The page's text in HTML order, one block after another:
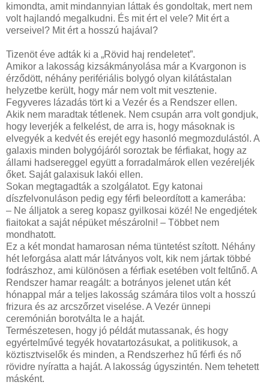
kimondta, amit mindannyian láttak és gondoltak, mert nem
volt hajlandó megalkudni. És mit ért el vele? Mit ért a
verseivel? Mit ért a hosszú hajával?
Tizenöt éve adták ki a „Rövid haj rendeletet”.
Amikor a lakosság kizsákmányolása már a Kvargonon is
érződött, néhány perifériális bolygó olyan kilátástalan
helyzetbe került, hogy már nem volt mit vesztenie.
Fegyveres lázadás tört ki a Vezér és a Rendszer ellen.
Akik nem maradtak tétlenek. Nem csupán arra volt gondjuk,
hogy leverjék a felkelést, de arra is, hogy másoknak is
elvegyék a kedvét és erejét egy hasonló megmozdulástól. A
galaxis minden bolygójáról soroztak be férfiakat, hogy az
állami hadsereggel együtt a forradalmárok ellen vezéreljék
őket. Saját galaxisuk lakói ellen.
Sokan megtagadták a szolgálatot. Egy katonai
díszfelvonuláson pedig egy férfi beleordított a kamerába:
– Ne álljatok a sereg kopasz gyilkosai közé! Ne engedjétek
fiaitokat a saját népüket mészárolni! – Többet nem
mondhatott.
Ez a két mondat hamarosan néma tüntetést szított. Néhány
hét leforgása alatt már látványos volt, kik nem jártak többé
fodrászhoz, ami különösen a férfiak esetében volt feltűnő. A
Rendszer hamar reagált: a botrányos jelenet után két
hónappal már a teljes lakosság számára tilos volt a hosszú
frizura és az arcszőrzet viselése. A Vezér ünnepi
ceremónián borotválta le a haját.
Természetesen, hogy jó példát mutassanak, és hogy
egyértelművé tegyék hovatartozásukat, a politikusok, a
köztisztviselők és minden, a Rendszerhez hű férfi és nő
rövidre nyíratta a haját. A lakosság úgyszintén. Nem tehetett
másként.